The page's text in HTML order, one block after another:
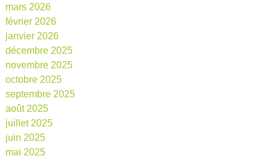
mars 2026
février 2026
janvier 2026
décembre 2025
novembre 2025
octobre 2025
septembre 2025
août 2025
juillet 2025
juin 2025
mai 2025